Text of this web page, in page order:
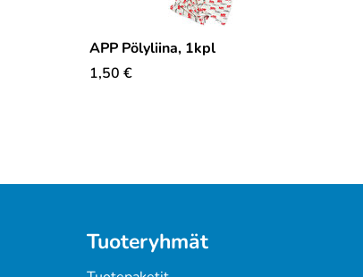
APP Pölyliina, 1kpl
1,50 €
Tuoteryhmät